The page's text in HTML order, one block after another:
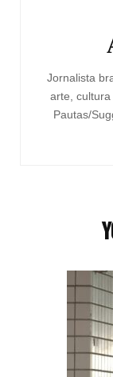
Jornalista
arte, cultura
Pautas/